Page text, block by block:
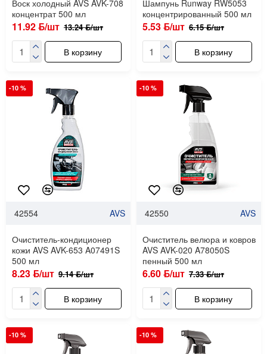
Воск холодный AVS AVK-708
концентрат 500 мл
11.92 ƃ/шт 13.24 ƃ/шт
В корзину
Шампунь Runway RW5053
концентрированный 500 мл
5.53 ƃ/шт 6.15 ƃ/шт
В корзину
-10 %
42554 AVS
Очиститель-кондиционер
кожи AVS AVK-653 A07491S
500 мл
8.23 ƃ/шт 9.14 ƃ/шт
В корзину
-10 %
42550 AVS
Очиститель велюра и ковров
AVS AVK-020 A78050S
пенный 500 мл
6.60 ƃ/шт 7.33 ƃ/шт
В корзину
-10 % -10 %